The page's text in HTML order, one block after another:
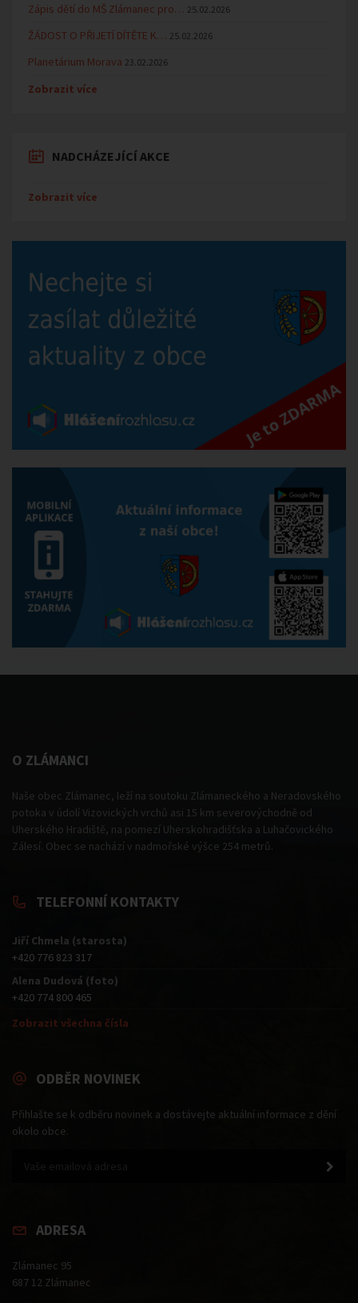
Zápis dětí do MŠ Zlámanec pro… 25.02.2026
ŽÁDOST O PŘIJETÍ DÍTĚTE K… 25.02.2026
Planetárium Morava 23.02.2026
Zobrazit více
NADCHÁZEJÍCÍ AKCE
Zobrazit více
O ZLÁMANCI
Naše obec Zlámanec, leží na soutoku Zlámaneckého a Neradovského
potoka v údolí Vizovických vrchů asi 15 km severovýchodně od
Uherského Hradiště, na pomezí Uherskohradišťska a Luhačovického
Zálesí. Obec se nachází v nadmořské výšce 254 metrů.
TELEFONNÍ KONTAKTY
Jiří Chmela (starosta)
+420 776 823 317
Alena Dudová (foto)
+420 774 800 465
Zobrazit všechna čísla
ODBĚR NOVINEK
Přihlašte se k odběru novinek a dostávejte aktuální informace z dění
okolo obce.
ADRESA
Zlámanec 95
687 12 Zlámanec